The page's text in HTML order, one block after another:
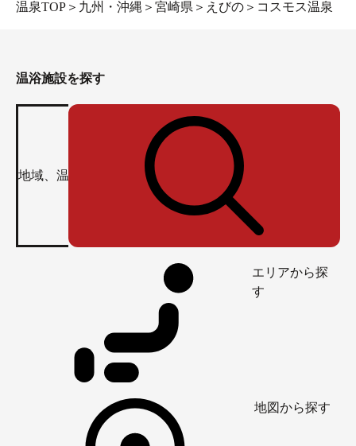
温泉TOP ＞ 九州・沖縄 ＞ 宮崎県 ＞ えびの ＞ コスモス温泉
温浴施設を探す
エリアから探
す
地図から探す